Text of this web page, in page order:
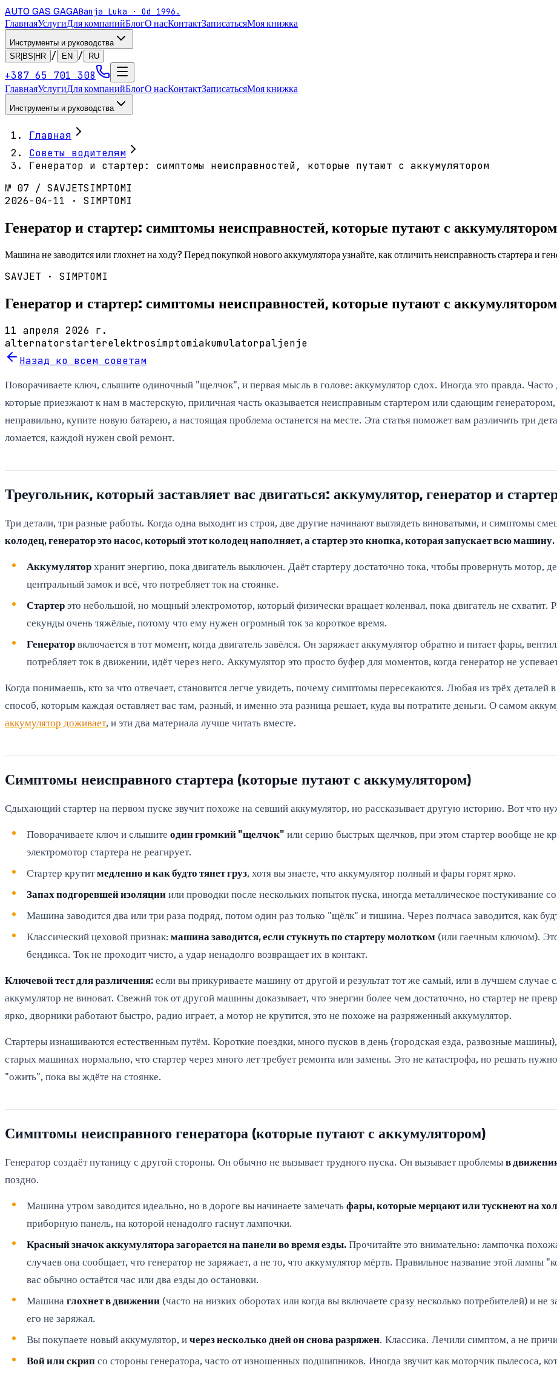
AUTO GAS GAGABanja Luka · Od 1996.
ГлавнаяУслугиДля компанийБлогО насКонтактЗаписатьсяМоя книжка
Инструменты и руководства
SR|BS|HR
/ EN / RU
+387 65 701 308
ГлавнаяУслугиДля компанийБлогО насКонтактЗаписатьсяМоя книжка
Инструменты и руководства
Главная
Советы водителям
Генератор и стартер: симптомы неисправностей, которые путают с аккумулятором
№ 07 / SAVJETSIMPTOMI
2026-04-11 · SIMPTOMI
Генератор и стартер: симптомы неисправностей, которые путают с аккумулятором
Машина не заводится или глохнет на ходу? Перед покупкой нового аккумулятора узнайте, как отличить неисправность стартера и
SAVJET · SIMPTOMI
Генератор и стартер: симптомы неисправностей, которые путают с аккумулятором
11 апреля 2026 г.
alternatorstarterelektrosimptomiakumulatorpaljenje
Назад ко всем советам
Поворачиваете ключ, слышите одиночный "щелчок", и первая мысль в голове: аккумулятор сдох. Иногда это правда.
которые приезжают к нам в мастерскую, приличная часть оказывается неисправным стартером или сдающим
неправильно, купите новую батарею, а настоящая проблема останется на месте. Эта статья поможет вам различить три
ломается, каждой нужен свой ремонт.
Треугольник, который заставляет вас двигаться: аккумулятор, генератор и
Три детали, три разные работы. Когда одна выходит из строя, две другие начинают выглядеть виноватыми, и симптомы
колодец, генератор это насос, который этот колодец наполняет, а стартер это кнопка, которая запускает всю машину.
Аккумуляторхранит энергию, пока двигатель выключен. Даёт стартеру достаточно тока, чтобы провернуть мотор,
центральный замок и всё, что потребляет ток на стоянке.
Стартерэто небольшой, но мощный электромотор, который физически вращает коленвал, пока двигатель не схватит.
секунды очень тяжёлые, потому что ему нужен огромный ток за короткое время.
Генераторвключается в тот момент, когда двигатель завёлся. Он заряжает аккумулятор обратно и питает фары,
потребляет ток в движении, идёт через него. Аккумулятор это просто буфер для моментов, когда генератор не
Когда понимаешь, кто за что отвечает, становится легче увидеть, почему симптомы пересекаются. Любая из трёх деталей
способ, которым каждая оставляет вас там, разный, и именно эта разница решает, куда вы потратите деньги. О самом
аккумулятор доживает, и эти два материала лучше читать вместе.
Симптомы неисправного стартера (которые путают с аккумулятором)
Сдыхающий стартер на первом пуске звучит похоже на севший аккумулятор, но рассказывает другую историю. Вот что
Поворачиваете ключ и слышите один громкий "щелчок" или серию быстрых щелчков, при этом стартер вообще не
электромотор стартера не реагирует.
Стартер крутитмедленно и как будто тянет груз, хотя вы знаете, что аккумулятор полный и фары горят ярко.
Запах подгоревшей изоляцииили проводки после нескольких попыток пуска, иногда металлическое постукивание
Машина заводится два или три раза подряд, потом один раз только "щёлк" и тишина. Через полчаса заводится, как
Классический цеховой признак: машина заводится, если стукнуть по стартеру молотком (или гаечным ключом).
бендикса. Ток не проходит чисто, а удар ненадолго возвращает их в контакт.
Ключевой тест для различения:если вы прикуриваете машину от другой и результат тот же самый, или в лучшем случае
аккумулятор не виноват. Свежий ток от другой машины доказывает, что энергии более чем достаточно, но стартер не
ярко, дворники работают быстро, радио играет, а мотор не крутится, это не похоже на разряженный аккумулятор.
Стартеры изнашиваются естественным путём. Короткие поездки, много пусков в день (городская езда, развозные
старых машинах нормально, что стартер через много лет требует ремонта или замены. Это не катастрофа, но решать
"ожить", пока вы ждёте на стоянке.
Симптомы неисправного генератора (которые путают с аккумулятором)
Генератор создаёт путаницу с другой стороны. Он обычно не вызывает трудного пуска. Он вызывает проблемыв
поздно.
Машина утром заводится идеально, но в дороге вы начинаете замечатьфары, которые мерцают или тускнеют на
приборную панель, на которой ненадолго гаснут лампочки.
Красный значок аккумулятора загорается на панели во время езды.Прочитайте это внимательно: лампочка
случаев она сообщает, что генератор не заряжает, а не то, что аккумулятор мёртв. Правильное название этой лампы
вас обычно остаётся час или два езды до остановки.
Машина глохнет в движении (часто на низких оборотах или когда вы включаете сразу несколько потребителей) и
его не заряжал.
Вы покупаете новый аккумулятор, ичерез несколько дней он снова разряжен. Классика. Лечили симптом, а не
Вой или скрипсо стороны генератора, часто от изношенных подшипников. Иногда звучит как моторчик пылесоса,